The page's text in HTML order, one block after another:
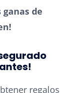
ganas de
regalos